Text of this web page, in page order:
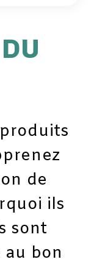
de
ils
sont
bon